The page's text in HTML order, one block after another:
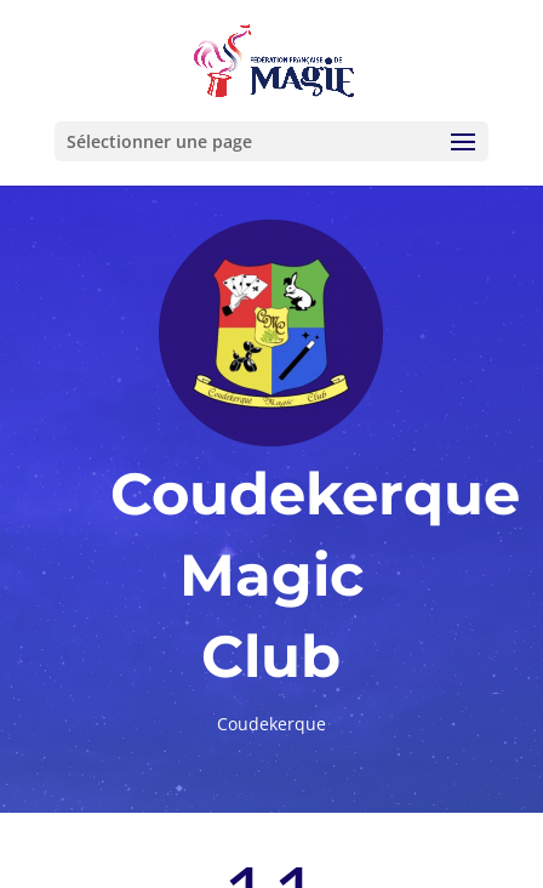
Sélectionner une page
Coudekerque
Magic
Club
Coudekerque